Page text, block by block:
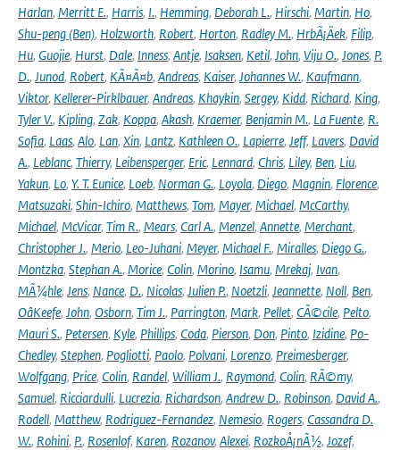
Harlan, Merritt E., Harris, I., Hemming, Deborah L., Hirschi, Martin, Ho,
Shu-peng (Ben), Holzworth, Robert, Horton, Radley M., HrbÃ¡Äek, Filip,
Hu, Guojie, Hurst, Dale, Inness, Antje, Isaksen, Ketil, John, Viju O., Jones, P.
D., Junod, Robert, KÃ¤Ã¤b, Andreas, Kaiser, Johannes W., Kaufmann,
Viktor, Kellerer-Pirklbauer, Andreas, Khaykin, Sergey, Kidd, Richard, King,
Tyler V., Kipling, Zak, Koppa, Akash, Kraemer, Benjamin M., La Fuente, R.
Sofia, Laas, Alo, Lan, Xin, Lantz, Kathleen O., Lapierre, Jeff, Lavers, David
A., Leblanc, Thierry, Leibensperger, Eric, Lennard, Chris, Liley, Ben, Liu,
Yakun, Lo, Y. T. Eunice, Loeb, Norman G., Loyola, Diego, Magnin, Florence,
Matsuzaki, Shin-Ichiro, Matthews, Tom, Mayer, Michael, McCarthy,
Michael, McVicar, Tim R., Mears, Carl A., Menzel, Annette, Merchant,
Christopher J., Merio, Leo-Juhani, Meyer, Michael F., Miralles, Diego G.,
Montzka, Stephan A., Morice, Colin, Morino, Isamu, Mrekaj, Ivan,
MÃ¼hle, Jens, Nance, D., Nicolas, Julien P., Noetzli, Jeannette, Noll, Ben,
OâKeefe, John, Osborn, Tim J., Parrington, Mark, Pellet, CÃ©cile, Pelto,
Mauri S., Petersen, Kyle, Phillips, Coda, Pierson, Don, Pinto, Izidine, Po-
Chedley, Stephen, Pogliotti, Paolo, Polvani, Lorenzo, Preimesberger,
Wolfgang, Price, Colin, Randel, William J., Raymond, Colin, RÃ©my,
Samuel, Ricciardulli, Lucrezia, Richardson, Andrew D., Robinson, David A.,
Rodell, Matthew, Rodriguez-Fernandez, Nemesio, Rogers, Cassandra D.
W., Rohini, P., Rosenlof, Karen, Rozanov, Alexei, RozkoÅ¡nÃ½, Jozef,